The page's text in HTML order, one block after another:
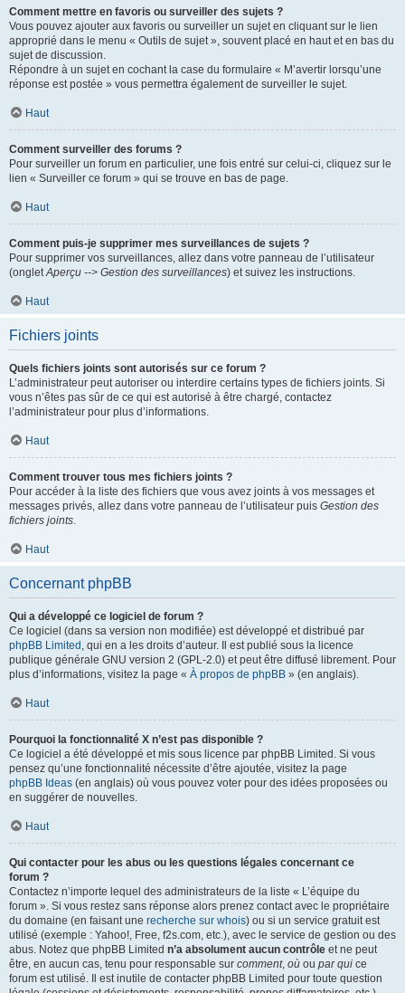
Comment mettre en favoris ou surveiller des sujets ?
Vous pouvez ajouter aux favoris ou surveiller un sujet en cliquant sur le lien
approprié dans le menu « Outils de sujet », souvent placé en haut et en bas du
sujet de discussion.
Répondre à un sujet en cochant la case du formulaire « M’avertir lorsqu’une
réponse est postée » vous permettra également de surveiller le sujet.
Haut
Comment surveiller des forums ?
Pour surveiller un forum en particulier, une fois entré sur celui-ci, cliquez sur le
lien « Surveiller ce forum » qui se trouve en bas de page.
Haut
Comment puis-je supprimer mes surveillances de sujets ?
Pour supprimer vos surveillances, allez dans votre panneau de l’utilisateur
(ongletAperçu --> Gestion des surveillances) et suivez les instructions.
Haut
Fichiers joints
Quels fichiers joints sont autorisés sur ce forum ?
L’administrateur peut autoriser ou interdire certains types de fichiers joints. Si
vous n’êtes pas sûr de ce qui est autorisé à être chargé, contactez
l’administrateur pour plus d’informations.
Haut
Comment trouver tous mes fichiers joints ?
Pour accéder à la liste des fichiers que vous avez joints à vos messages et
messages privés, allez dans votre panneau de l’utilisateur puis Gestion des
fichiers joints.
Haut
Concernant phpBB
Qui a développé ce logiciel de forum ?
Ce logiciel (dans sa version non modifiée) est développé et distribué par
phpBB Limited , qui en a les droits d’auteur. Il est publié sous la licence
publique générale GNU version 2 (GPL-2.0) et peut être diffusé librement. Pour
plus d’informations, visitez la page « À propos de phpBB » (en anglais).
Haut
Pourquoi la fonctionnalité X n’est pas disponible ?
Ce logiciel a été développé et mis sous licence par phpBB Limited. Si vous
pensez qu’une fonctionnalité nécessite d’être ajoutée, visitez la page
phpBB Ideas (en anglais) où vous pouvez voter pour des idées proposées ou
en suggérer de nouvelles.
Haut
Qui contacter pour les abus ou les questions légales concernant ce
forum ?
Contactez n’importe lequel des administrateurs de la liste « L’équipe du
forum ». Si vous restez sans réponse alors prenez contact avec le propriétaire
du domaine (en faisant une recherche sur whois) ou si un service gratuit est
utilisé (exemple : Yahoo!, Free, f2s.com, etc.), avec le service de gestion ou des
abus. Notez que phpBB Limited n’a absolument aucun contrôle et ne peut
être, en aucun cas, tenu pour responsable sur comment, où ou par qui ce
forum est utilisé. Il est inutile de contacter phpBB Limited pour toute question